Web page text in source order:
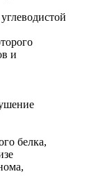
и
белка,